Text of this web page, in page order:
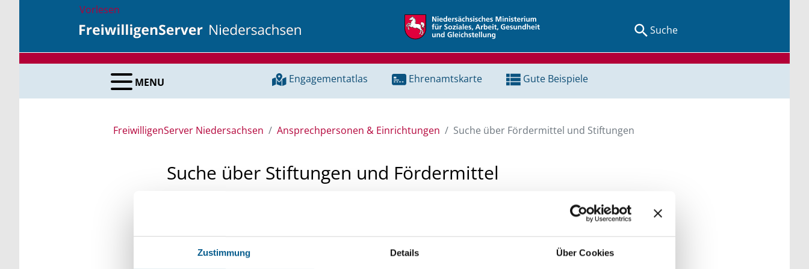
Zustimmung Details Über Cookies
Vorlesen
Suche
MENU Engagementatlas Ehrenamtskarte Gute Beispiele
FreiwilligenServer Niedersachsen Ansprechpersonen & Einrichtungen Suche über Fördermittel und Stiftungen
Suche über Stiftungen und Fördermittel
Sie suchen finanzielle Unterstützung für ein Projekt oder ein Vorhaben? Hier können Sie direkt über
Kleinschreibung beachten.